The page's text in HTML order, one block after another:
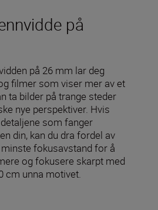
på
på 26 mm lar deg
filmer som viser mer av et
ta bilder på trange steder
nye perspektiver. Hvis
som fanger
din, kan du dra fordel av
fokusavstand for å
og fokusere skarpt med
cm unna motivet.